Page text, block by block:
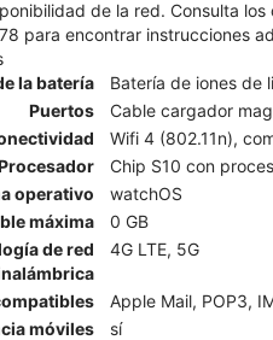
de la red. Consulta
para encontrar instrucciones
la batería
Batería de iones de
Puertos
Cable cargador
Wifi 4 (802.11n),
Chip S10 con
operativo
watchOS
máxima
0 GB
de red
4G LTE, 5G
Apple Mail, POP3,
móviles
sí